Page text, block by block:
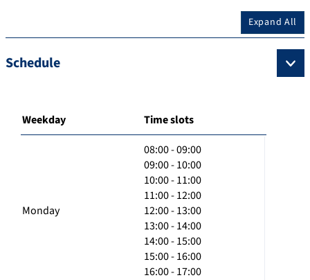
Expand All
Schedule
Weekday Time slots
Monday
08:00 - 09:00
09:00 - 10:00
10:00 - 11:00
11:00 - 12:00
12:00 - 13:00
13:00 - 14:00
14:00 - 15:00
15:00 - 16:00
16:00 - 17:00